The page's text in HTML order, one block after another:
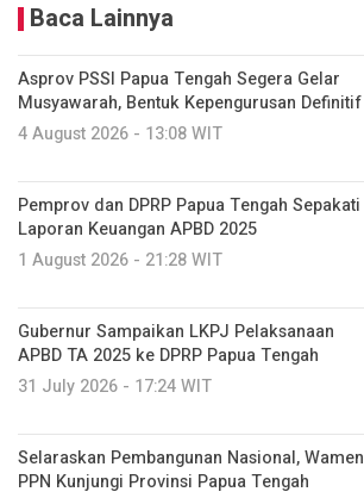
Baca Lainnya
Asprov PSSI Papua Tengah Segera Gelar
Musyawarah, Bentuk Kepengurusan Definitif
4 August 2026 - 13:08 WIT
Pemprov dan DPRP Papua Tengah Sepakati
Laporan Keuangan APBD 2025
1 August 2026 - 21:28 WIT
Gubernur Sampaikan LKPJ Pelaksanaan
APBD TA 2025 ke DPRP Papua Tengah
31 July 2026 - 17:24 WIT
Selaraskan Pembangunan Nasional, Wamen
PPN Kunjungi Provinsi Papua Tengah